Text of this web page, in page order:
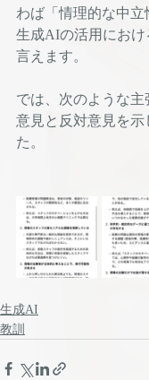
わば「情理的な中立
生成AIの活用におけ
言えます。
では、次のような
意見と反対意見を示
た。
生成AI
教訓